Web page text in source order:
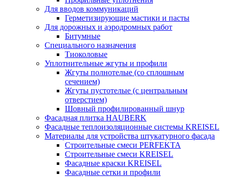
Для вводов коммуникаций
Герметизирующие мастики и пасты
Для дорожных и аэродромных работ
Битумные
Специального назначения
Тиоколовые
Уплотнительные жгуты и профили
Жгуты полнотелые (со сплошным
сечением)
Жгуты пустотелые (с центральным
отверстием)
Шовный профилированный шнур
Фасадная плитка HAUBERK
Фасадные теплоизоляционные системы KREISEL
Материалы для устройства штукатурного фасада
Строительные смеси PERFEKTA
Строительные смеси KREISEL
Фасадные краски KREISEL
Фасадные сетки и профили